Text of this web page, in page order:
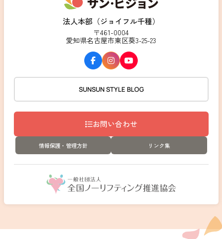
法人本部（ジョイフル千種）
〒461-0004
愛知県名古屋市東区葵3-25-23
SUNSUN STYLE BLOG
お問い合わせ
情報保護・管理方針 リンク集